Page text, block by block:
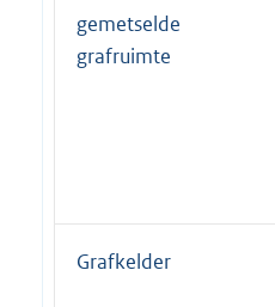
gemetselde
grafruimte
Grafkelder